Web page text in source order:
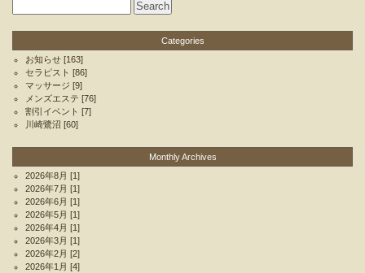
Categories
お知らせ [163]
セラピスト [86]
マッサージ [9]
メンズエステ [76]
割引イベント [7]
川崎鷺沼 [60]
Monthly Archives
2026年8月 [1]
2026年7月 [1]
2026年6月 [1]
2026年5月 [1]
2026年4月 [1]
2026年3月 [1]
2026年2月 [2]
2026年1月 [4]